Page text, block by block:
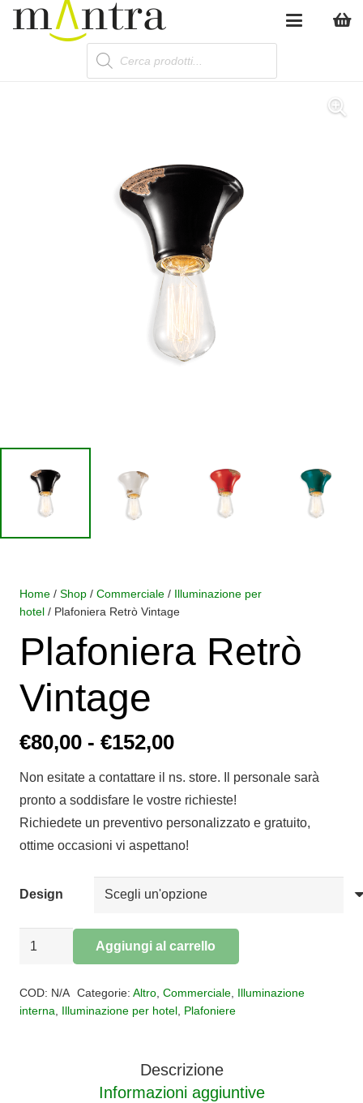
Products
search
Home / Shop / Commerciale / Illuminazione per
hotel / Plafoniera Retrò Vintage
Plafoniera Retrò
Vintage
€80,00 - €152,00Fascia
prezzo:
da
€80,00
a
€152,00
Non esitate a contattare il ns. store. Il personale sarà
pronto a soddisfare le vostre richieste!
Richiedete un preventivo personalizzato e gratuito,
ottime occasioni vi aspettano!
Design
Plafoniera
quantità
Aggiungi al carrello
COD: N/A Categorie: Altro, Commerciale, Illuminazione
interna, Illuminazione per hotel, Plafoniere
Descrizione
Informazioni aggiuntive